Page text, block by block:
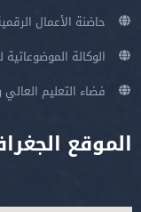
حاضنة الأعمال
الوكالة
فضاء التعليم
الموقع